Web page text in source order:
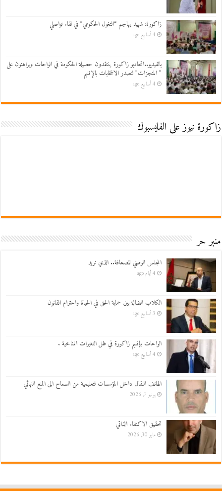
زاكورة: شهيد يهاجم “التغول الحكومي” في لقاء تواصلي
4 أسابيع ago
بالفيديو..اتحاديو زاكورة ينتقدون حصيلة الحكومة في الواحات ويراهنون على
” المنجزات” لتصدر الانتخابات بالإقليم
4 أسابيع ago
زاكورة نيوز على الفايسبوك
منبر حر
المجلس الوطني للصحافة.. الذي نريد
4 أيام ago
الكلاب الضالة بين حماية الحق في الحياة واحترام القانون
3 أسابيع ago
الواحات بإقليم زاكورة في ظل التغيرات المناخية .
4 أسابيع ago
الهاتف النقال داخل المؤسسات لتعليمية من السماح الى المنع النهائي
يونيو 7, 2026
تحقيق الاكتفاء الذاتي
مايو 30, 2026